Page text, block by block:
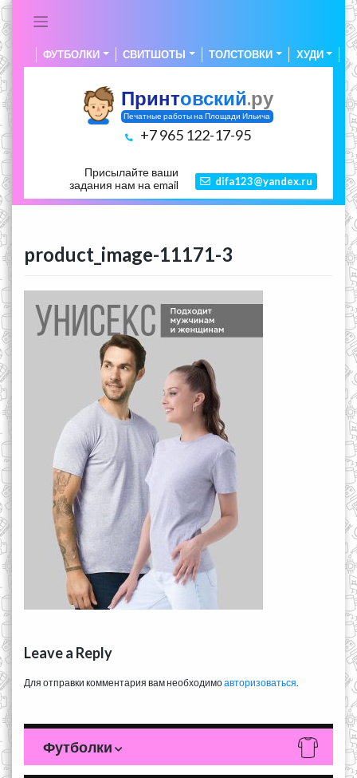
ФУТБОЛКИ СВИТШОТЫ ТОЛСТОВКИ ХУДИ
Принтовский.ру
Печатные работы на Площади Ильича
+7 965 122-17-95
Присылайте ваши
задания нам на email
difa123@yandex.ru
product_image-11171-3
Leave a Reply
Для отправки комментария вам необходимоавторизоваться
Футболки